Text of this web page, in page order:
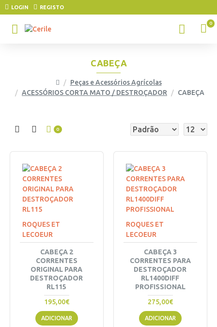
LOGIN REGISTO
0
Peças e Acessórios Agrícolas
ACESSÓRIOS CORTA MATO / DESTROÇADOR
CABEÇA
CABEÇA
0
ROQUES ET
LECOEUR
CABEÇA 2
CORRENTES
ORIGINAL PARA
DESTROÇADOR
RL115
195,00€
ADICIONAR
ROQUES ET
LECOEUR
CABEÇA 3
CORRENTES PARA
DESTROÇADOR
RL1400DIFF
PROFISSIONAL
275,00€
ADICIONAR